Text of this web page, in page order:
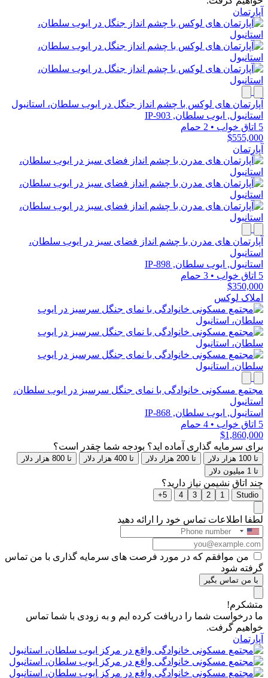
آپارتمان
آپارتمان های لوکس با چشم انداز جنگل در ایوب سلطان، استانبول
استانبول, ایوب سلطان, IP-903
5 اتاق خواب
• 2 حمام
$555,000
آپارتمان
آپارتمان های مدرن با چشم انداز فضای سبز در ایوب سلطان،
استانبول
استانبول, ایوب سلطان, IP-898
5 اتاق خواب
• 3 حمام
$350,000
املاک لوکس
مجتمع مسکونی خانوادگی با نمای جنگل سرسبز در ایوب سلطان،
استانبول
استانبول, ایوب سلطان, IP-868
5 اتاق خواب
• 4 حمام
$1,860,000
برای سرمایه گذاری آماده اید؟ بودجه شما چقدر است؟
تا 100 هزار دلار تا 200 هزار دلار تا 400 هزار دلار
تا 800 هزار دلار
تا 1 میلیون دلار
چند اتاق نشیمن نیاز دارید؟
Studio
1
2
3
4
5+
لطفا اطلاعات تماس خود را ارائه دهید
من موافقم که در مورد فرصت های سرمایه گذاری با من تماس
گرفته شود
با من تماس بگیر
متشکرم!
ما درخواست شما را دریافت کرده ایم و به زودی با شما تماس
خواهیم گرفت.
آپارتمان